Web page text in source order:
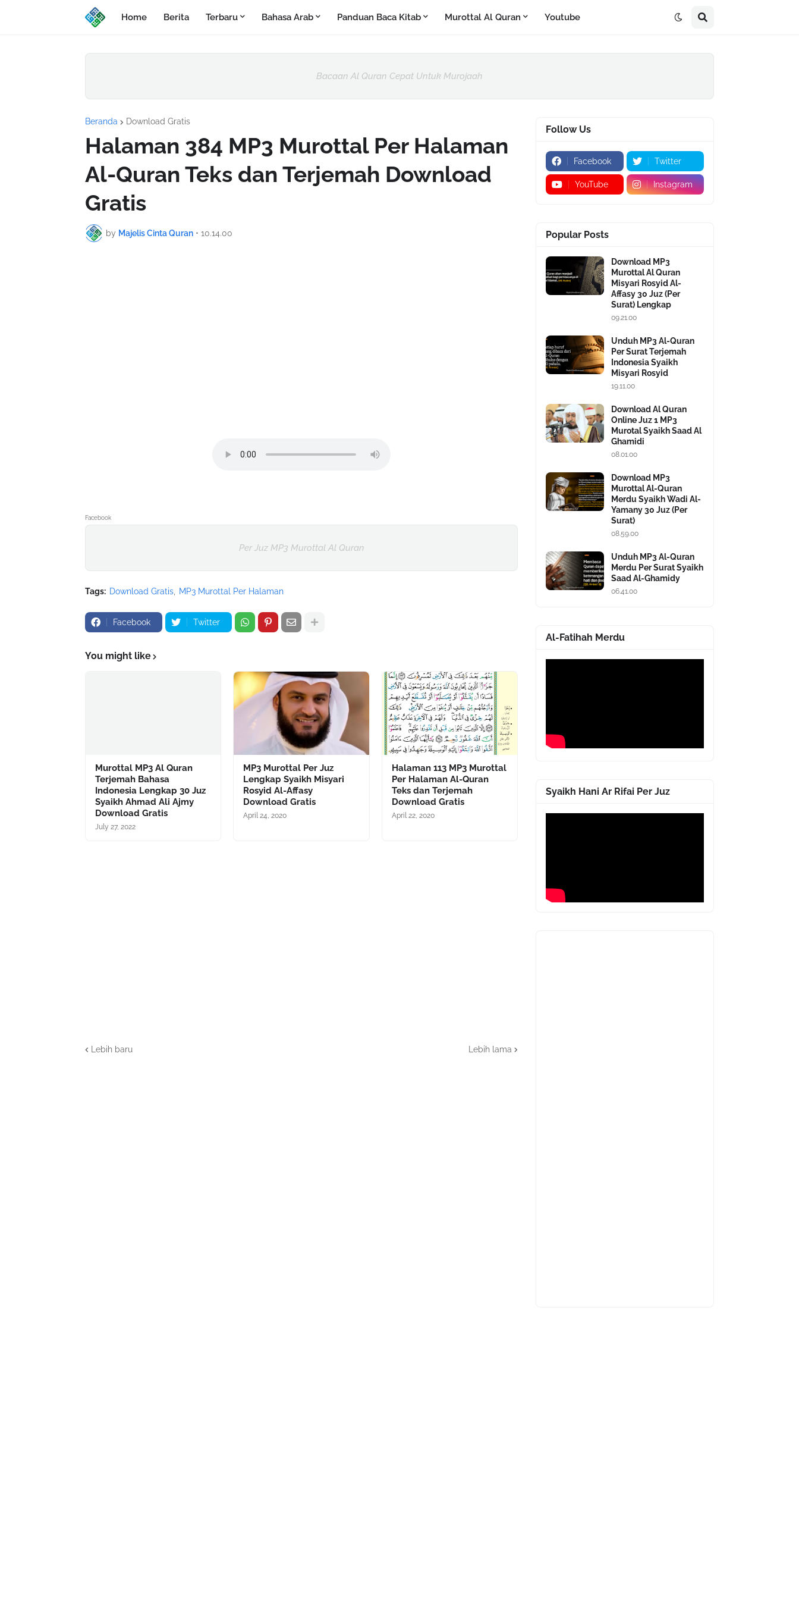
Home Berita Terbaru Bahasa Arab Panduan Baca Kitab Murottal Al Quran Youtube
Bacaan Al Quran Cepat Untuk Murojaah
Beranda Download Gratis
Halaman 384 MP3 Murottal Per Halaman
Al-Quran Teks dan Terjemah Download
Gratis
by Majelis Cinta Quran • 10.14.00
Facebook
Per Juz MP3 Murottal Al Quran
Tags: Download Gratis MP3 Murottal Per Halaman
Facebook Twitter
You might like
Murottal MP3 Al Quran
Terjemah Bahasa
Indonesia Lengkap 30 Juz
Syaikh Ahmad Ali Ajmy
Download Gratis
July 27, 2022
MP3 Murottal Per Juz
Lengkap Syaikh Misyari
Rosyid Al-Affasy
Download Gratis
April 24, 2020
Halaman 113 MP3 Murottal
Per Halaman Al-Quran
Teks dan Terjemah
Download Gratis
April 22, 2020
Lebih baru Lebih lama
Follow Us
Facebook Twitter
YouTube Instagram
Popular Posts
Download MP3
Murottal Al Quran
Misyari Rosyid Al-
Affasy 30 Juz (Per
Surat) Lengkap
09.21.00
Unduh MP3 Al-Quran
Per Surat Terjemah
Indonesia Syaikh
Misyari Rosyid
19.11.00
Download Al Quran
Online Juz 1 MP3
Murotal Syaikh Saad Al
Ghamidi
08.01.00
Download MP3
Murottal Al-Quran
Merdu Syaikh Wadi Al-
Yamany 30 Juz (Per
Surat)
08.59.00
Unduh MP3 Al-Quran
Merdu Per Surat Syaikh
Saad Al-Ghamidy
06.41.00
Al-Fatihah Merdu
Syaikh Hani Ar Rifai Per Juz